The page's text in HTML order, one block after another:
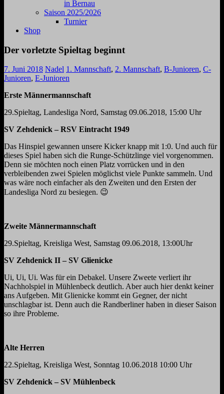
in Bernau
Saison 2025/2026
Turnier
Shop
Der vorletzte Spieltag beginnt
7. Juni 2018 Nadel 1. Mannschaft, 2. Mannschaft, B-Junioren, C-
Junioren, E-Junioren
Erste Männermannschaft
29.Spieltag, Landesliga Nord, Samstag 09.06.2018, 15:00 Uhr
SV Zehdenick – RSV Eintracht 1949
Das Hinspiel gewannen unsere Kicker knapp mit 1:0. Und auch für
dieses Spiel haben sich die Runge-Schützlinge viel vorgenommen.
Denn sie möchten noch einen Platz vorrücken und in den
verbleibenden zwei Spielen möglichst viele Punkte sammeln. Und
was wäre noch einfacher als den Zweiten und den Ersten der
Landesliga Nord zu besiegen. 😉
Zweite Männermannschaft
29.Spieltag, Kreisliga West, Samstag 09.06.2018, 13:00Uhr
SV Zehdenick II – SV Glienicke
Ui, Ui, Ui. Was für ein Debakel. Unsere Zweete verliert ihr
Nachholspiel in Mühlenbeck deutlich. Aber auch hier denkt keiner
ans Aufgeben. Mit Glienicke kommt ein Gegner, der nicht
unschlagbar ist. Denn auch die Randberliner haben in dieser Saison
so ihre Probleme.
Alte Herren
22.Spieltag, Kreisliga West, Sonntag 10.06.2018 10:00 Uhr
SV Zehdenick – SV Mühlenbeck